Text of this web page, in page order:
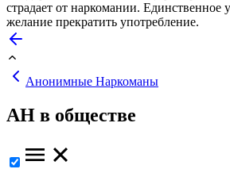
страдает от наркомании. Единственное
желание прекратить употребление.
Анонимные Наркоманы
АН в обществе